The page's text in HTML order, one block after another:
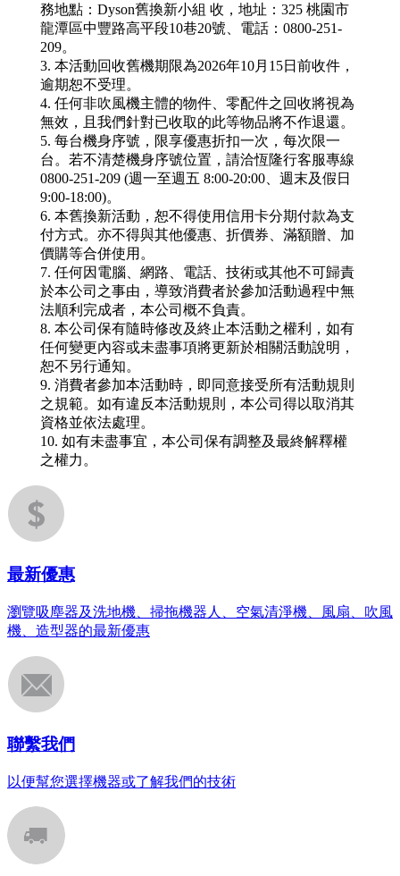
務地點：Dyson舊換新小組 收，地址：325 桃園市
龍潭區中豐路高平段10巷20號、電話：0800-251-
209。
3. 本活動回收舊機期限為2026年10月15日前收件，
逾期恕不受理。
4. 任何非吹風機主體的物件、零配件之回收將視為
無效，且我們針對已收取的此等物品將不作退還。
5. 每台機身序號，限享優惠折扣一次，每次限一
台。若不清楚機身序號位置，請洽恆隆行客服專線
0800-251-209 (週一至週五 8:00-20:00、週末及假日
9:00-18:00)。
6. 本舊換新活動，恕不得使用信用卡分期付款為支
付方式。亦不得與其他優惠、折價券、滿額贈、加
價購等合併使用。
7. 任何因電腦、網路、電話、技術或其他不可歸責
於本公司之事由，導致消費者於參加活動過程中無
法順利完成者，本公司概不負責。
8. 本公司保有隨時修改及終止本活動之權利，如有
任何變更內容或未盡事項將更新於相關活動說明，
恕不另行通知。
9. 消費者參加本活動時，即同意接受所有活動規則
之規範。如有違反本活動規則，本公司得以取消其
資格並依法處理。
10. 如有未盡事宜，本公司保有調整及最終解釋權
之權力。
最新優惠
瀏覽吸塵器及洗地機、掃拖機器人、空氣清淨機、風扇、吹風
機、造型器的最新優惠
聯繫我們
以便幫您選擇機器或了解我們的技術